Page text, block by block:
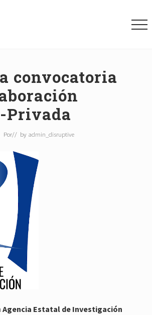
convocatoria
Privada
Por// by admin_disruptive
Agencia Estatal de Investigación